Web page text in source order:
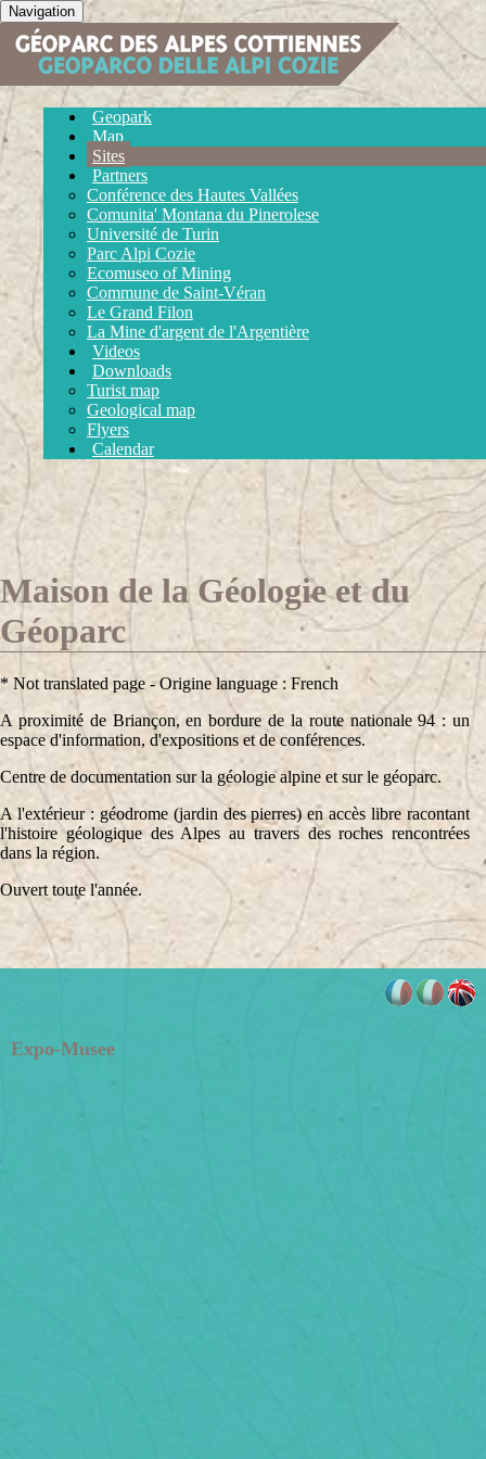
Navigation
Geopark
Map
Sites
Partners
Conférence des Hautes Vallées
Comunita' Montana du Pinerolese
Université de Turin
Parc Alpi Cozie
Ecomuseo of Mining
Commune de Saint-Véran
Le Grand Filon
La Mine d'argent de l'Argentière
Videos
Downloads
Turist map
Geological map
Flyers
Calendar
Maison de la Géologie et du
Géoparc
* Not translated page - Origine language : French
A proximité de Briançon, en bordure de la route nationale 94 : un
espace d'information, d'expositions et de conférences.
Centre de documentation sur la géologie alpine et sur le géoparc.
A l'extérieur : géodrome (jardin des pierres) en accès libre racontant
l'histoire géologique des Alpes au travers des roches rencontrées
dans la région.
Ouvert toute l'année.
Expo-Musee